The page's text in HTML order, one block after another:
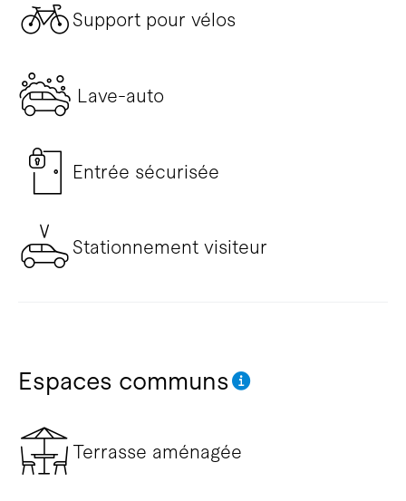
Support pour vélos
Lave-auto
Entrée sécurisée
Stationnement visiteur
Espaces communs
Terrasse aménagée